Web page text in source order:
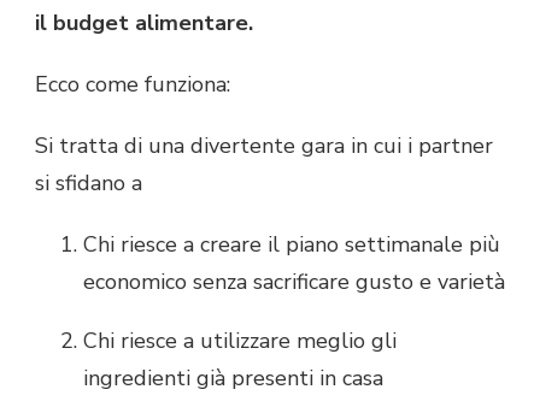
il budget alimentare.
Ecco come funziona:
Si tratta di una divertente gara in cui i partner
si sfidano a
Chi riesce a creare il piano settimanale più
economico senza sacrificare gusto e varietà
Chi riesce a utilizzare meglio gli
ingredienti già presenti in casa